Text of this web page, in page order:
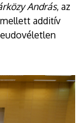
András, az
additív